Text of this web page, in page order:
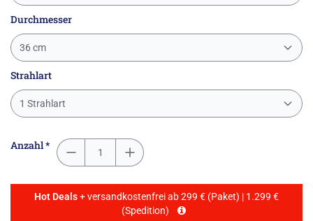
Durchmesser
36 cm
Strahlart
1 Strahlart
Anzahl *
Hot Deals+ versandkostenfrei ab 299 € (Paket) | 1.299 €
(Spedition)